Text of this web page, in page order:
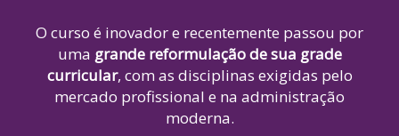
O curso é inovador e recentemente passou por
uma grande reformulação de sua grade
curricular, com as disciplinas exigidas pelo
mercado profissional e na administração
moderna.